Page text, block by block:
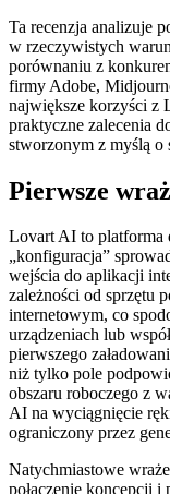
Ta recenzja analizuje
w rzeczywistych
porównaniu z
firmy Adobe,
największe korzyści z
praktyczne zalecenia
stworzonym z myślą o
Pierwsze
Lovart AI to platforma
„konfiguracja”
wejścia do aplikacji
zależności od sprzętu
internetowym, co
urządzeniach lub
pierwszego
niż tylko pole
obszaru roboczego z
AI na wyciągnięcie
ograniczony przez
Natychmiastowe
połączenie koncepcji